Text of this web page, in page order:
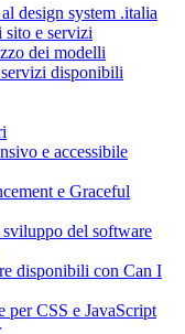
design system .italia
sito e servizi
dei modelli
disponibili
e accessibile
e Graceful
del software
disponibili con Can I
per CSS e JavaScript